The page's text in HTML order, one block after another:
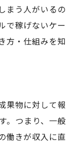
まう人がいるの
で稼げないケー
方・仕組みを知
果物に対して報
。つまり、一般
働きが収入に直